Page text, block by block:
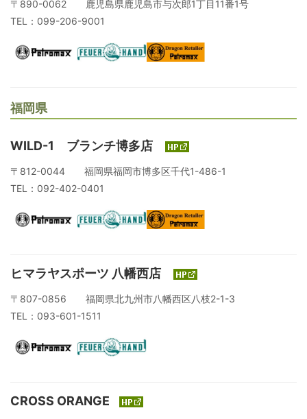
〒890-0062 鹿児島県鹿児島市与次郎1丁目11番1号
TEL：099-206-9001
福岡県
WILD-1 ブランチ博多店
〒812-0044 福岡県福岡市博多区千代1-486-1
TEL：092-402-0401
ヒマラヤスポーツ 八幡西店
〒807-0856 福岡県北九州市八幡西区八枝2-1-3
TEL：093-601-1511
CROSS ORANGE